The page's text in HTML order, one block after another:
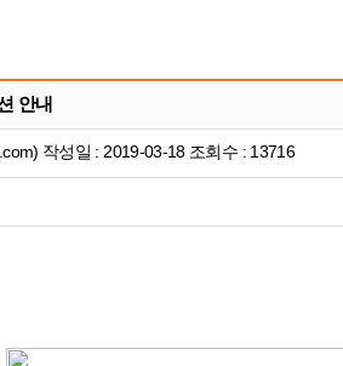
안내
작성일 : 2019-03-18 조회수 : 13716